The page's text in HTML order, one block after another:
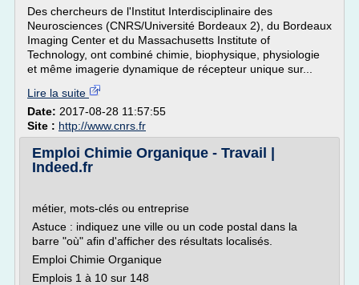
Des chercheurs de l'Institut Interdisciplinaire des
Neurosciences (CNRS/Université Bordeaux 2), du Bordeaux
Imaging Center et du Massachusetts Institute of
Technology, ont combiné chimie, biophysique, physiologie
et même imagerie dynamique de récepteur unique sur...
Lire la suite
Date: 2017-08-28 11:57:55
Site : http://www.cnrs.fr
Emploi Chimie Organique - Travail |
Indeed.fr
métier, mots-clés ou entreprise
Astuce : indiquez une ville ou un code postal dans la
barre "où" afin d'afficher des résultats localisés.
Emploi Chimie Organique
Emplois 1 à 10 sur 148